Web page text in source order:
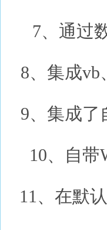
7、通过
8、集成vb
9、集成了
10、自带
11、在默